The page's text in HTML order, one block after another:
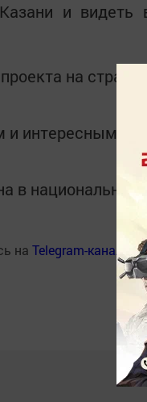
и видеть
на
интересным в
в
на Telegram-канал